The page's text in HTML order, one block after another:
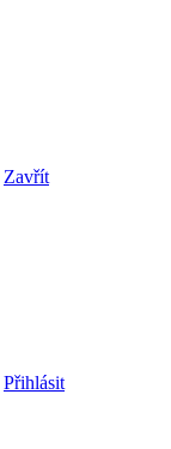
Zavřít
Přihlásit